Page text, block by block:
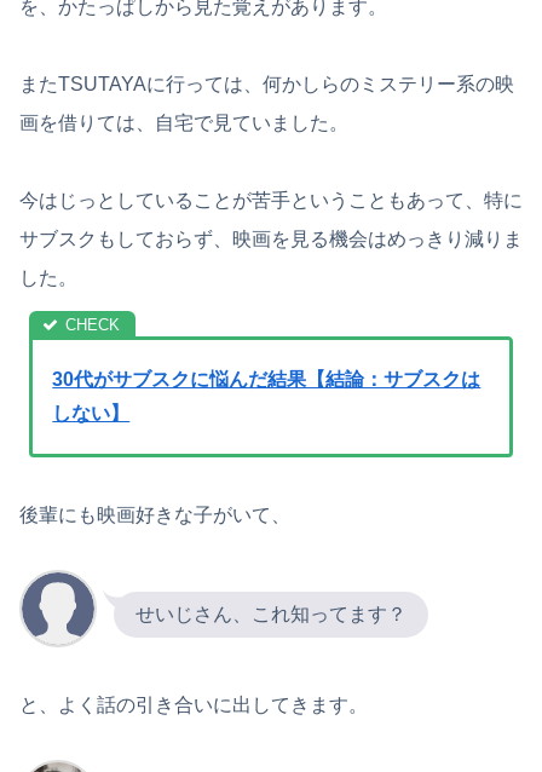
を、かたっぱしから見た覚えがあります。
またTSUTAYAに行っては、何かしらのミステリー系の映
画を借りては、自宅で見ていました。
今はじっとしていることが苦手ということもあって、特に
サブスクもしておらず、映画を見る機会はめっきり減りま
した。
30代がサブスクに悩んだ結果【結論：サブスクは
しない】
後輩にも映画好きな子がいて、
せいじさん、これ知ってます？
と、よく話の引き合いに出してきます。